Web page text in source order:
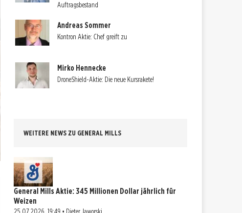
Auftragsbestand
Andreas Sommer
Kontron Aktie: Chef greift zu
Mirko Hennecke
DroneShield-Aktie: Die neue Kursrakete!
WEITERE NEWS ZU GENERAL MILLS
General Mills Aktie: 345 Millionen Dollar jährlich für
Weizen